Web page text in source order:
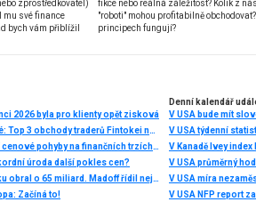
zprostředkovatel)
mu své finance
bych vám přiblížil
nich.
fikce nebo reálná záležitost? Kolik z
"roboti" mohou profitabilně
principech fungují?
2026 byla pro klienty opět zisková
Léto v plném proudu, trhy také: Top 3 obchody traderů Fintokei na indexech a zlatě
Chamtivost a strach: Největší cenové pohyby na finančních trzích (červenec 2026)
úroda další pokles cen?
Stvořil elitní klub, kde Ameriku obral o 65 miliard. Madoff řídil největší Ponzi dějin
Začíná to!
Denní kalendář
V USA bude mít
V USA týdenní
V Kanadě Ivey index
V USA průměrný
V USA míra
V USA NFP report